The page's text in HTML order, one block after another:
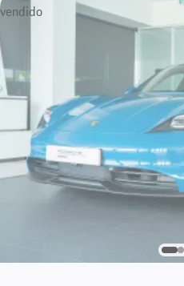
vendido